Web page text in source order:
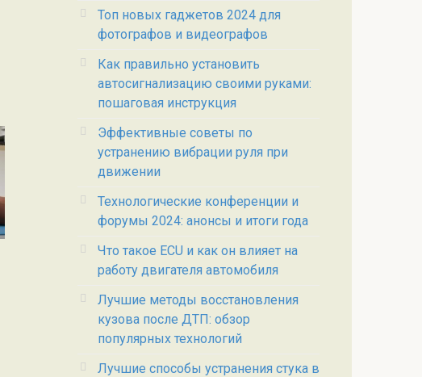
Топ новых гаджетов 2024 для
фотографов и видеографов
Как правильно установить
автосигнализацию своими руками:
пошаговая инструкция
Эффективные советы по
устранению вибрации руля при
движении
Технологические конференции и
форумы 2024: анонсы и итоги года
Что такое ECU и как он влияет на
работу двигателя автомобиля
Лучшие методы восстановления
кузова после ДТП: обзор
популярных технологий
Лучшие способы устранения стука в